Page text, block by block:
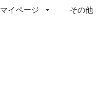
マイページ その他